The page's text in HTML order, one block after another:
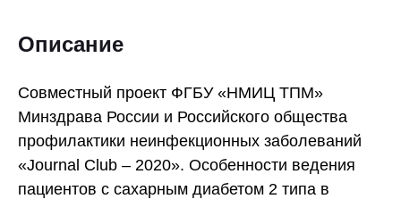
Описание
Совместный проект ФГБУ «НМИЦ ТПМ»
Минздрава России и Российского общества
профилактики неинфекционных заболеваний
«Journal Club – 2020». Особенности ведения
пациентов с сахарным диабетом 2 типа в